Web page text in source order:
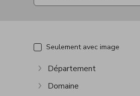
Seulement avec image
Afficher plus
Département
Afficher plus
Domaine